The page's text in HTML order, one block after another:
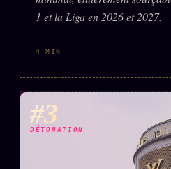
1 et la Liga en 2026 et 2027.
4 MIN
#3
DÉTONATION